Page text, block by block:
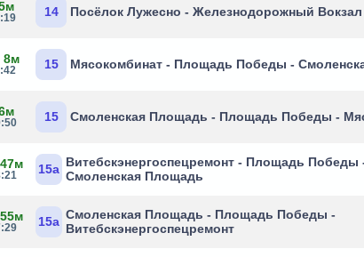
14 Посёлок Лужесно - Железнодорожный
8м 15 Мясокомбинат - Площадь Победы -
15 Смоленская Площадь - Площадь Победы -
15а Витебскэнергоспецремонт - Площадь Победы
Смоленская Площадь
15а Смоленская Площадь - Площадь Победы -
Витебскэнергоспецремонт